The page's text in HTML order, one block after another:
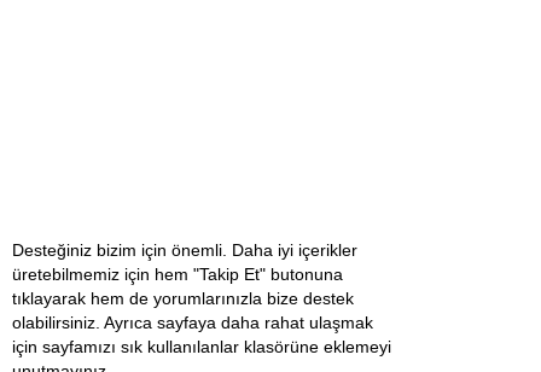
Desteğiniz bizim için önemli. Daha iyi içerikler
üretebilmemiz için hem "Takip Et" butonuna
tıklayarak hem de yorumlarınızla bize destek
olabilirsiniz. Ayrıca sayfaya daha rahat ulaşmak
için sayfamızı sık kullanılanlar klasörüne eklemeyi